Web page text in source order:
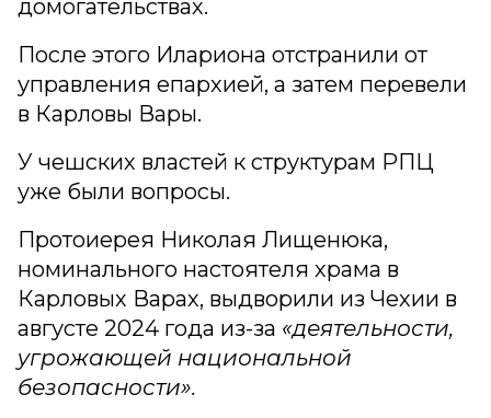
домогательствах.
После этого Илариона отстранили от
управления епархией, а затем перевели
в Карловы Вары.
У чешских властей к структурам РПЦ
уже были вопросы.
Протоиерея Николая Лищенюка,
номинального настоятеля храма в
Карловых Варах, выдворили из Чехии в
августе 2024 года из-за «деятельности,
угрожающей национальной
безопасности».